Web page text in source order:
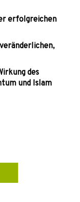
erfolgreichen
des
und Islam